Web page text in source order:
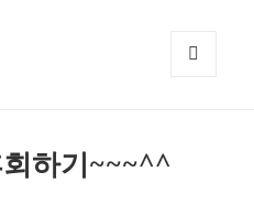
하기~~~^^